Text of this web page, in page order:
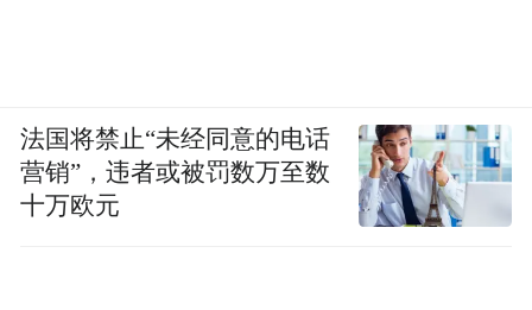
法国将禁止“未经同意的电话
营销”，违者或被罚数万至数
十万欧元